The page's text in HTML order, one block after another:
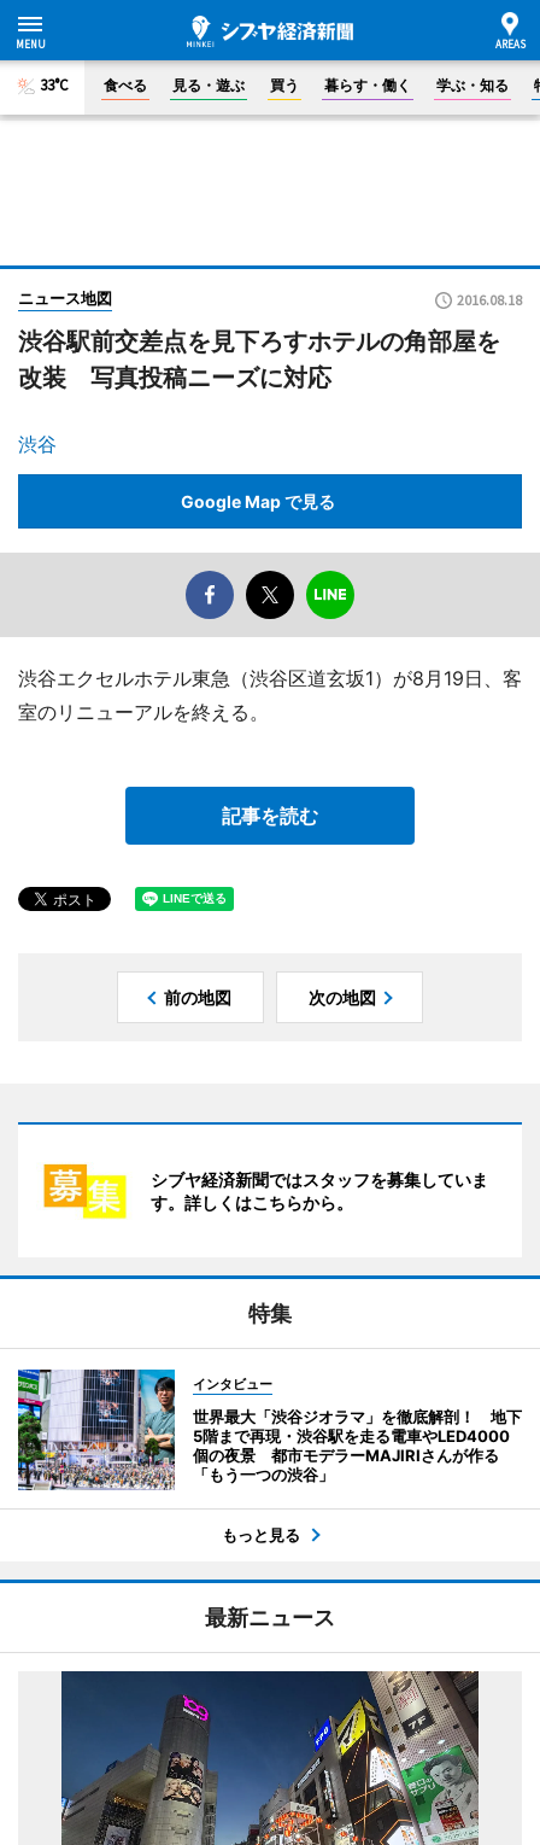
33°C 食べる 見る・遊ぶ 買う 暮らす・働く 学ぶ・知る
ニュース地図 2016.08.18
渋谷駅前交差点を見下ろすホテルの角部屋を
改装 写真投稿ニーズに対応
渋谷
Google Map で見る
渋谷エクセルホテル東急（渋谷区道玄坂1）が8月19日、客
室のリニューアルを終える。
記事を読む
前の地図 次の地図
シブヤ経済新聞ではスタッフを募集していま
す。詳しくはこちらから。
特集
インタビュー
世界最大「渋谷ジオラマ」を徹底解剖！ 地下
5階まで再現・渋谷駅を走る電車やLED4000
個の夜景 都市モデラーMAJIRIさんが作る
「もう一つの渋谷」
もっと見る
最新ニュース